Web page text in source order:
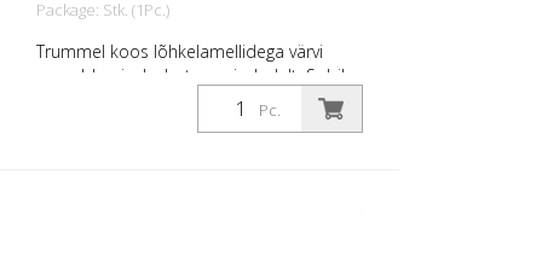
Package: Stk. (1Pc.)
Trummel koos lõhkelamellidega värvi
eemaldamiseks betoonpindadelt. Sobib
CMC CM 300 ja CM 300 D jaoks.
Pc.